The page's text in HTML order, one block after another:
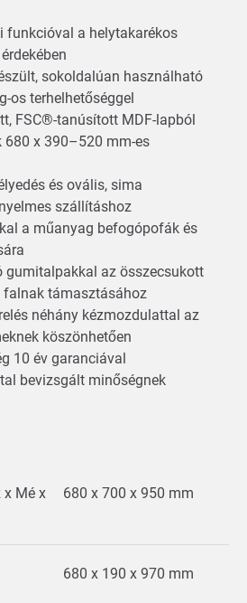
funkcióval a helytakarékos
sokoldalúan használható
os terhelhetőséggel
FSC®-tanúsított MDF-lapból
x 390–520 mm-es
és ovális, sima
szállításhoz
a műanyag befogópofák és
gumitalpakkal az összecsukott
támasztásához
néhány kézmozdulattal az
köszönhetően
10 év garanciával
bevizsgált minőségnek
x Mé x
680 x 700 x 950 mm
680 x 190 x 970 mm